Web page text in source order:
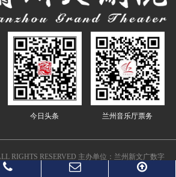
今日头条 兰州音乐厅票务
RIGHTS RESERVED 主办单位：兰州新文广数字
行管理： 兰州新文广数字文化传播有限公司